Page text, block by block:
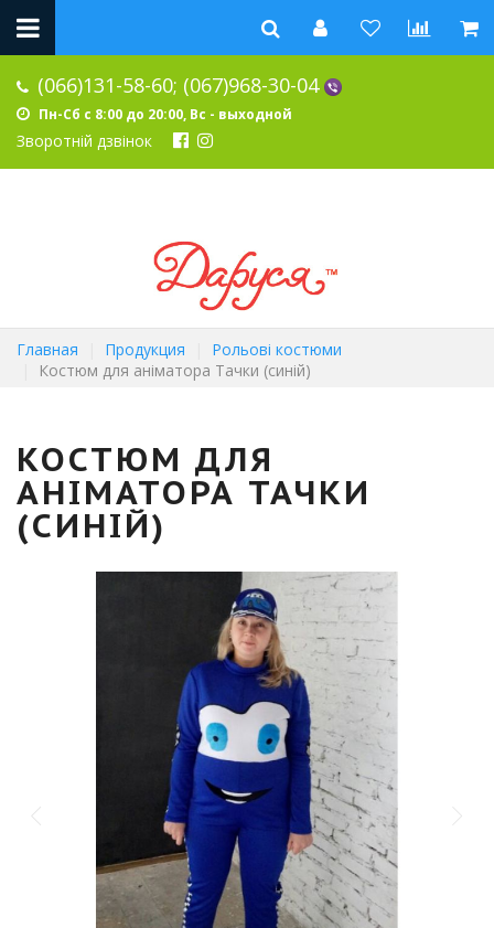
(066)131-58-60; (067)968-30-04
Пн-Сб с 8:00 до 20:00, Вс - выходной
Зворотній дзвінок
Главная Продукция
Рольові костюми
Костюм для аніматора Тачки (синій)
КОСТЮМ ДЛЯ
АНІМАТОРА ТАЧКИ
(СИНІЙ)